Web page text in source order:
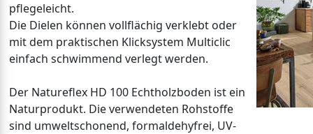
pflegeleicht.
Die Dielen können vollflächig verklebt oder
mit dem praktischen Klicksystem Multiclic
einfach schwimmend verlegt werden.
Der Natureflex HD 100 Echtholzboden ist ein
Naturprodukt. Die verwendeten Rohstoffe
sind umweltschonend, formaldehyfrei, UV-